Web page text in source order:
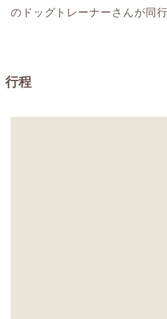
のドッグトレーナーさんが同
行程